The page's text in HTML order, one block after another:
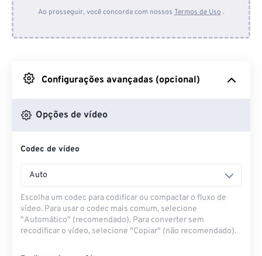
Do Google Drive
Do OneDrive
Ao prosseguir, você concorda com nossos Termos de Uso .
Configurações avançadas (opcional)
Opções de vídeo
Codec de vídeo
Auto
Escolha um codec para codificar ou compactar o fluxo de
vídeo. Para usar o codec mais comum, selecione
"Automático" (recomendado). Para converter sem
recodificar o vídeo, selecione "Copiar" (não recomendado).